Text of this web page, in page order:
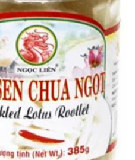
Крупи
Соуси
Консервація
Східна кухня
Снеки та закуски
Харчові
інгредієнти
Рослинна олія